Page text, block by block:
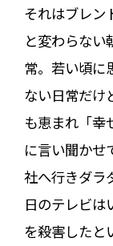
それはブレン
と変わらない
常。若い頃に
ない日常だけ
も恵まれ「幸
に言い聞かせ
社へ行きダラ
日のテレビは
を殺害したと